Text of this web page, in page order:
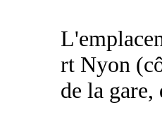
rt Nyon
de la